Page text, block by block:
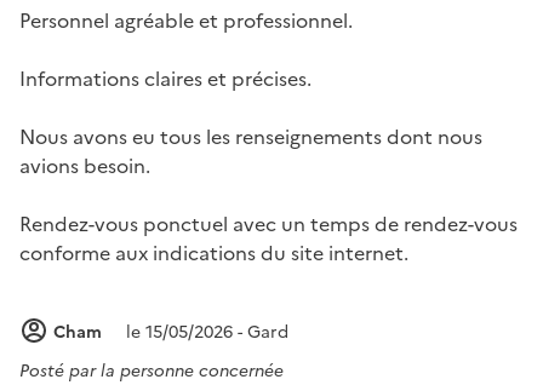
Personnel agréable et professionnel.
Informations claires et précises.
Nous avons eu tous les renseignements dont nous
avions besoin.
Rendez-vous ponctuel avec un temps de rendez-vous
conforme aux indications du site internet.
Cham
le 15/05/2026 - Gard
Posté parla personne concernée